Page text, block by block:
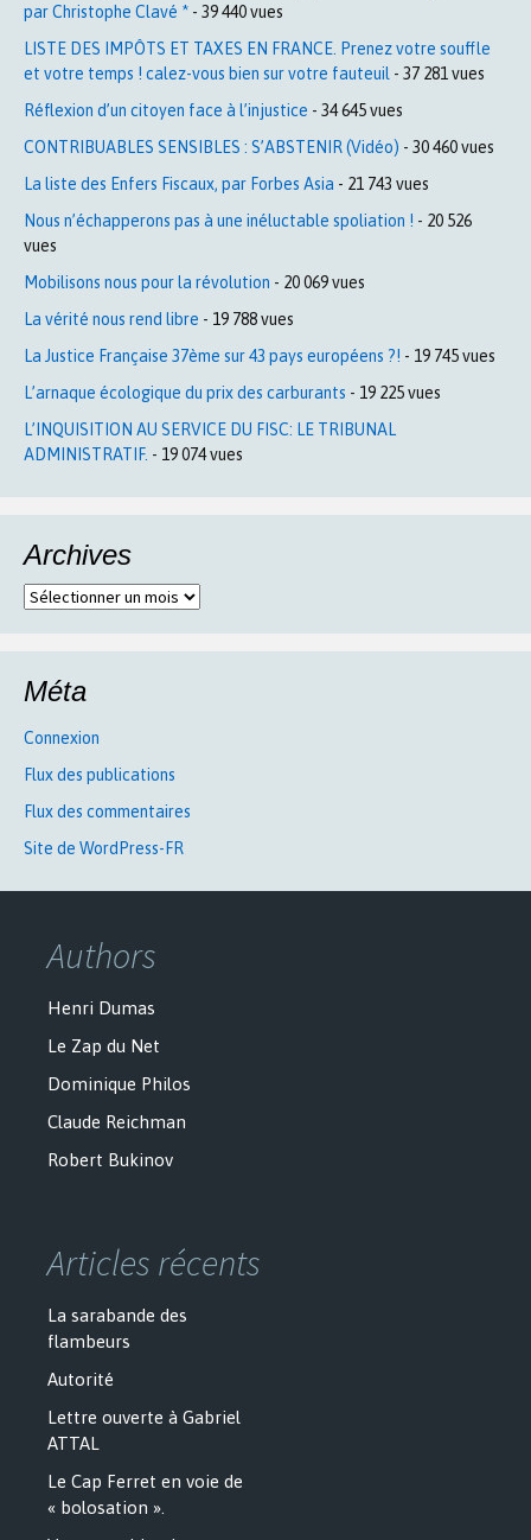
par Christophe Clavé * - 39 440 vues
LISTE DES IMPÔTS ET TAXES EN FRANCE. Prenez votre souffle
et votre temps ! calez-vous bien sur votre fauteuil - 37 281 vues
Réflexion d’un citoyen face à l’injustice - 34 645 vues
CONTRIBUABLES SENSIBLES : S’ABSTENIR (Vidéo) - 30 460 vues
La liste des Enfers Fiscaux, par Forbes Asia - 21 743 vues
Nous n’échapperons pas à une inéluctable spoliation ! - 20 526
vues
Mobilisons nous pour la révolution - 20 069 vues
La vérité nous rend libre - 19 788 vues
La Justice Française 37ème sur 43 pays européens ?! - 19 745 vues
L’arnaque écologique du prix des carburants - 19 225 vues
L’INQUISITION AU SERVICE DU FISC: LE TRIBUNAL
ADMINISTRATIF. - 19 074 vues
Archives
Archives
Méta
Connexion
Flux des publications
Flux des commentaires
Site de WordPress-FR
Authors
Henri Dumas
Le Zap du Net
Dominique Philos
Claude Reichman
Robert Bukinov
Articles récents
La sarabande des
flambeurs
Autorité
Lettre ouverte à Gabriel
ATTAL
Le Cap Ferret en voie de
« bolosation ».